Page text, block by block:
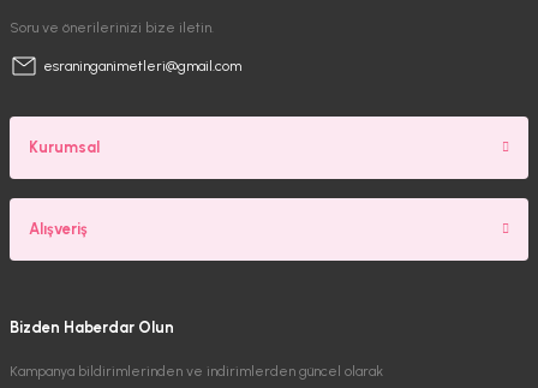
Soru ve önerilerinizi bize iletin.
esraninganimetleri@gmail.com
Kurumsal
Alışveriş
Bizden Haberdar Olun
Kampanya bildirimlerinden ve indirimlerden güncel olarak